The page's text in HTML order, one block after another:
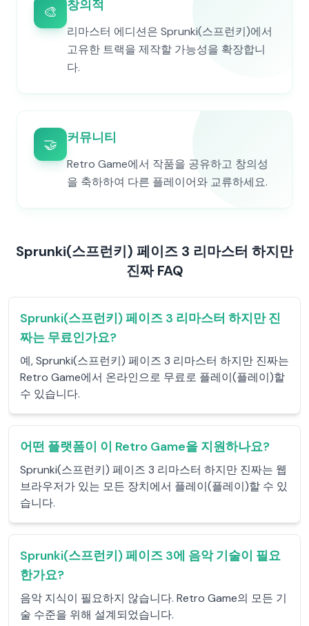
🎨 창의적
리마스터 에디션은 Sprunki(스프런키)에서
고유한 트랙을 제작할 가능성을 확장합니
다.
🤝 커뮤니티
Retro Game에서 작품을 공유하고 창의성
을 축하하여 다른 플레이어와 교류하세요.
Sprunki(스프런키) 페이즈 3 리마스터 하지만
진짜 FAQ
Sprunki(스프런키) 페이즈 3 리마스터 하지만 진
짜는 무료인가요?
예, Sprunki(스프런키) 페이즈 3 리마스터 하지만 진짜는
Retro Game에서 온라인으로 무료로 플레이(플레이)할
수 있습니다.
어떤 플랫폼이 이 Retro Game을 지원하나요?
Sprunki(스프런키) 페이즈 3 리마스터 하지만 진짜는 웹
브라우저가 있는 모든 장치에서 플레이(플레이)할 수 있
습니다.
Sprunki(스프런키) 페이즈 3에 음악 기술이 필요
한가요?
음악 지식이 필요하지 않습니다. Retro Game의 모든 기
술 수준을 위해 설계되었습니다.